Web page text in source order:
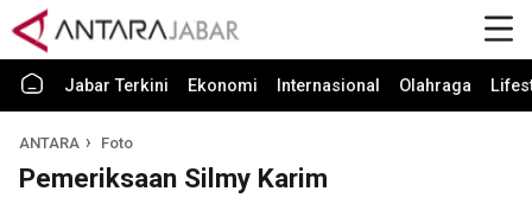
Jabar Terkini Ekonomi Internasional Olahraga
ANTARA Foto
Pemeriksaan Silmy Karim